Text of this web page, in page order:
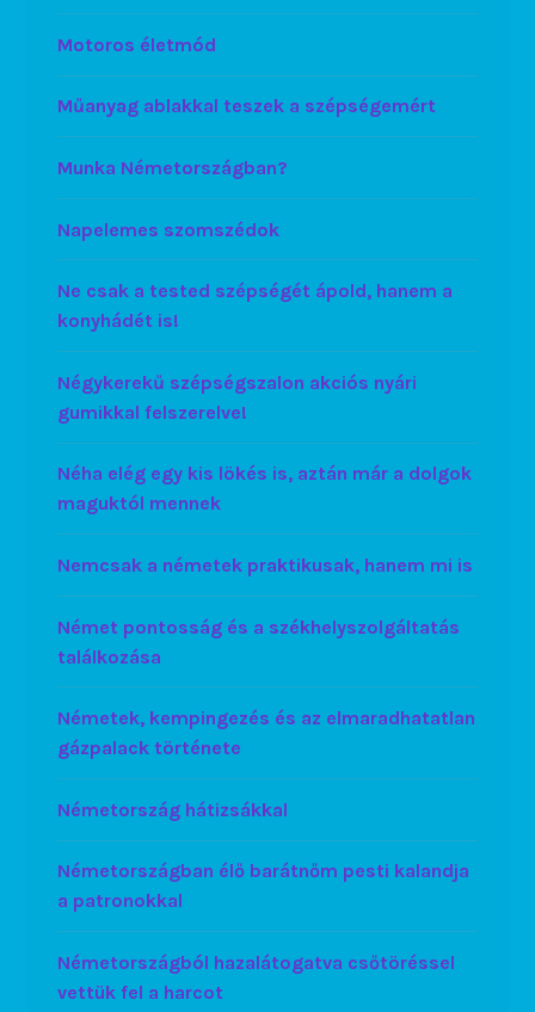
Motoros életmód
Műanyag ablakkal teszek a szépségemért
Munka Németországban?
Napelemes szomszédok
Ne csak a tested szépségét ápold, hanem a
konyhádét is!
Négykerekű szépségszalon akciós nyári
gumikkal felszerelve!
Néha elég egy kis lökés is, aztán már a dolgok
maguktól mennek
Nemcsak a németek praktikusak, hanem mi is
Német pontosság és a székhelyszolgáltatás
találkozása
Németek, kempingezés és az elmaradhatatlan
gázpalack története
Németország hátizsákkal
Németországban élő barátnőm pesti kalandja
a patronokkal
Németországból hazalátogatva csőtöréssel
vettük fel a harcot